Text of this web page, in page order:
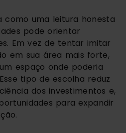
como uma leitura honesta
pode orientar
Em vez de tentar imitar
em sua área mais forte,
espaço onde poderia
tipo de escolha reduz
dos investimentos e,
para expandir